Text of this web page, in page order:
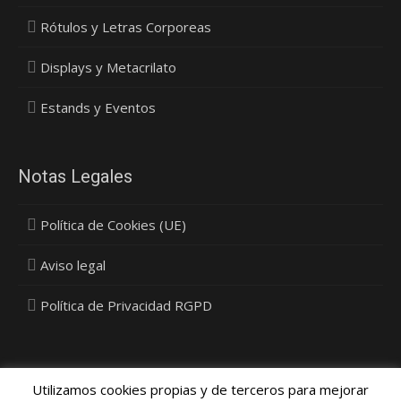
Rótulos y Letras Corporeas
Displays y Metacrilato
Estands y Eventos
Notas Legales
Política de Cookies (UE)
Aviso legal
Política de Privacidad RGPD
Utilizamos cookies propias y de terceros para mejorar